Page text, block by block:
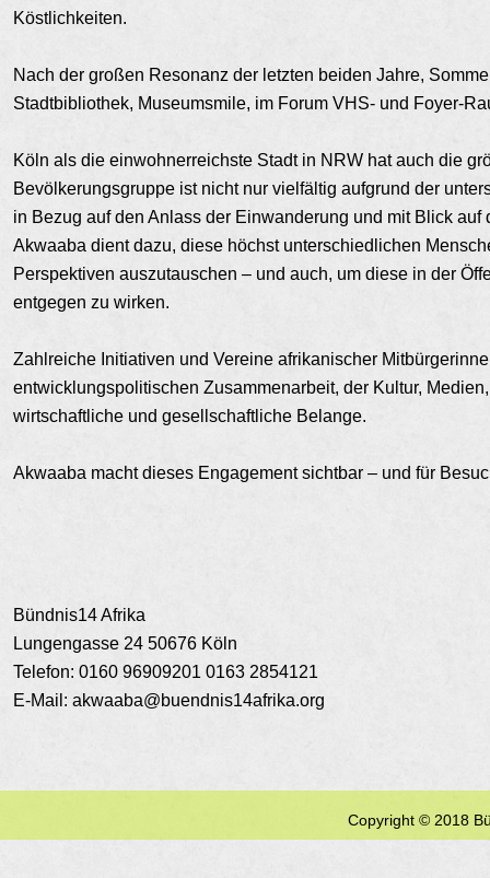
Köstlichkeiten.
Nach der großen Resonanz der letzten beiden Jahre,
Stadtbibliothek, Museumsmile, im Forum VHS- und Foyer-
Köln als die einwohnerreichste Stadt in NRW hat auch die
Bevölkerungsgruppe ist nicht nur vielfältig aufgrund der
in Bezug auf den Anlass der Einwanderung und mit Blick
Akwaaba dient dazu, diese höchst unterschiedlichen
Perspektiven auszutauschen – und auch, um diese in der
entgegen zu wirken.
Zahlreiche Initiativen und Vereine afrikanischer
entwicklungspolitischen Zusammenarbeit, der Kultur,
wirtschaftliche und gesellschaftliche Belange.
Akwaaba macht dieses Engagement sichtbar – und für
Bündnis14 Afrika
Lungengasse 24 50676 Köln
Telefon: 0160 96909201 0163 2854121
E-Mail: akwaaba@buendnis14afrika.org
Copyright © 2018